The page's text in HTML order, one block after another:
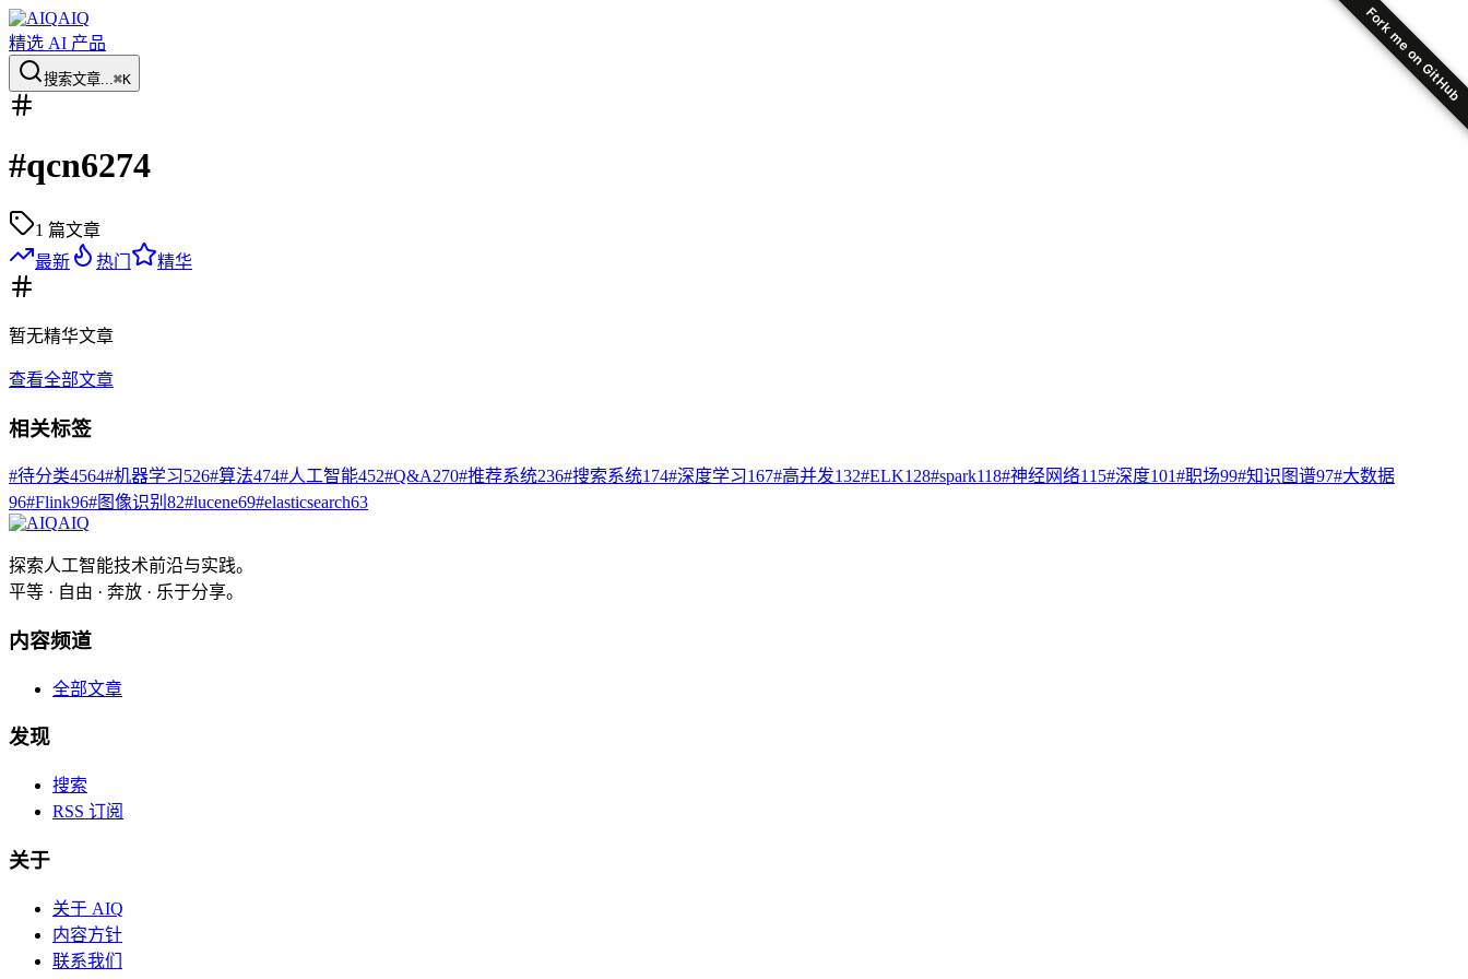
Fork me on GitHub
AIQ
精选 AI 产品
搜索文章...⌘K
#qcn6274
1 篇文章
最新
热门 精华
暂无精华文章
查看全部文章
相关标签
#待分类4564#机器学习526#算法474#人工智能452#Q&A270#推荐系统236#搜索系统174#深度学习167#高并发132#ELK128#spark118#神经网络115#深度101#职场99#知识图谱97#大数据
96#Flink96#图像识别 82#lucene69#elasticsearch63
AIQ
探索人工智能技术前沿与实践。
平等 · 自由 · 奔放 · 乐于分享。
内容频道
全部文章
发现
搜索
RSS 订阅
关于
关于 AIQ
内容方针
联系我们